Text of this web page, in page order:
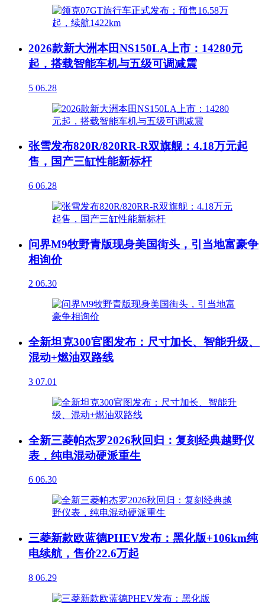
2026款新大洲本田NS150LA上市：14280元
起，搭载智能车机与五级可调减震
5 06.28
张雪发布820R/820RR-R双旗舰：4.18万元起
售，国产三缸性能新标杆
6 06.28
问界M9牧野青版现身美国街头，引当地富豪争
相询价
2 06.30
全新坦克300官图发布：尺寸加长、智能升级、
混动+燃油双路线
3 07.01
全新三菱帕杰罗2026秋回归：复刻经典越野仪
表，纯电混动硬派重生
6 06.30
三菱新款欧蓝德PHEV发布：黑化版+106km纯
电续航，售价22.6万起
8 06.29